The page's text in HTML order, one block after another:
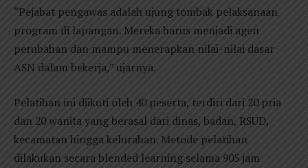
“Pejabat pengawas adalah ujung tombak pelaksanaan
program di lapangan. Mereka harus menjadi agen
perubahan dan mampu menerapkan nilai-nilai dasar
ASN dalam bekerja,” ujarnya.
Pelatihan ini diikuti oleh 40 peserta, terdiri dari 20 pria
dan 20 wanita yang berasal dari dinas, badan, RSUD,
kecamatan hingga kelurahan. Metode pelatihan
dilakukan secara blended learning selama 905 jam